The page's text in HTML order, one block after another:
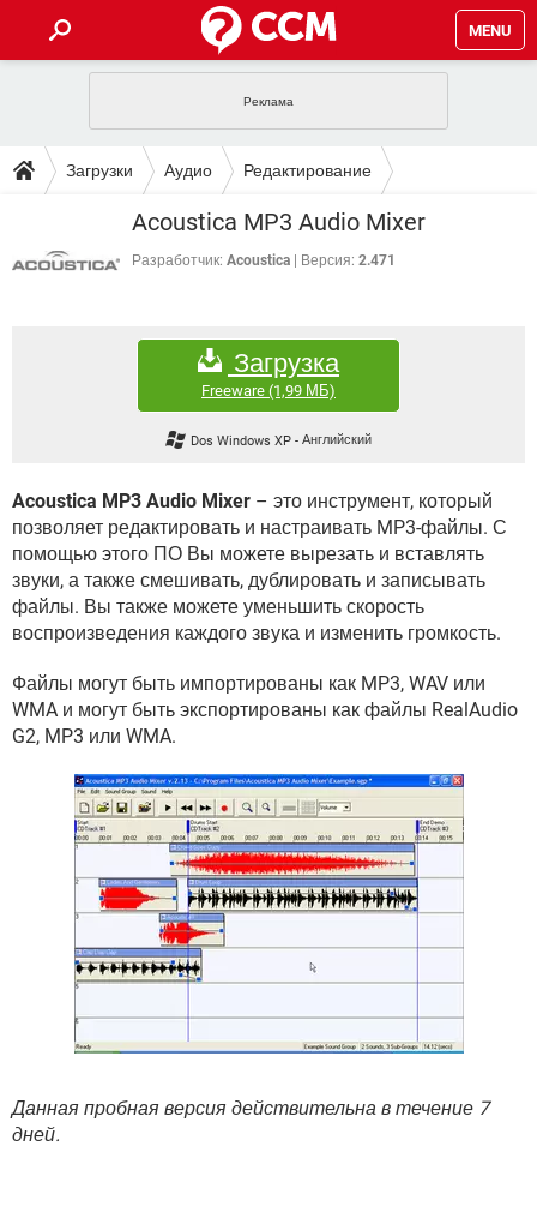
MENU
INSTAGRAM FACEBOOK
WINDOWS 10
ВКОНТАКТЕ ВИДЕО
ПОЛЕЗНЫЕ СОВЕТЫ
TIKTOK
GOOGLE
TIKTOK TELEGRAM
ИГРЫ
ВКОНТАКТЕ
ФОРУМ
INSTAGRAM
ИГРЫ
ВКОНТАКТЕ
YANDEX
ЭНЦИКЛОПЕДИЯ
TELEGRAM
WINDOWS 10 ВКОНТАКТЕ
YANDEX
Загрузки Аудио Редактирование
Acoustica MP3 Audio Mixer
Разработчик: Acoustica Версия: 2.471
Загрузка
Freeware (1,99 МБ)
Dos Windows XP - Английский
Acoustica MP3 Audio Mixer – это инструмент, который
позволяет редактировать и настраивать MP3-файлы. С
помощью этого ПО Вы можете вырезать и вставлять
звуки, а также смешивать, дублировать и записывать
файлы. Вы также можете уменьшить скорость
воспроизведения каждого звука и изменить громкость.
Файлы могут быть импортированы как MP3, WAV или
WMA и могут быть экспортированы как файлы RealAudio
G2, MP3 или WMA.
Данная пробная версия действительна в течение 7
дней.